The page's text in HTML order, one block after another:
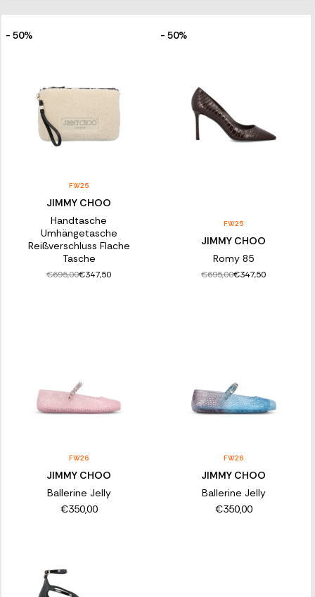
- 50%
FW25
JIMMY CHOO
Handtasche
Umhängetasche
Reißverschluss Flache
Tasche
€695,00€347,50
- 50%
FW25
JIMMY CHOO
Romy 85
€695,00€347,50
FW26
JIMMY CHOO
Ballerine Jelly
€350,00
FW26
JIMMY CHOO
Ballerine Jelly
€350,00